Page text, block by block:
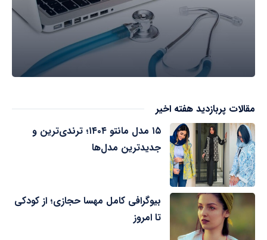
مقالات پربازدید هفته اخیر
۱۵ مدل مانتو ۱۴۰۴؛ ترندی‌ترین و
جدیدترین مدل‌ها
بیوگرافی کامل مهسا حجازی؛ از کودکی
تا امروز